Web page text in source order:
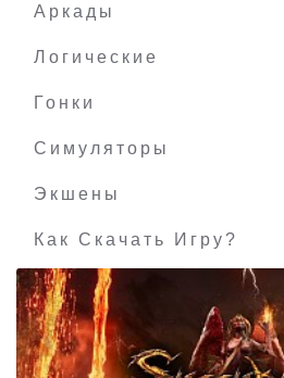
Аркады
Логические
Гонки
Симуляторы
Экшены
Как Скачать Игру?